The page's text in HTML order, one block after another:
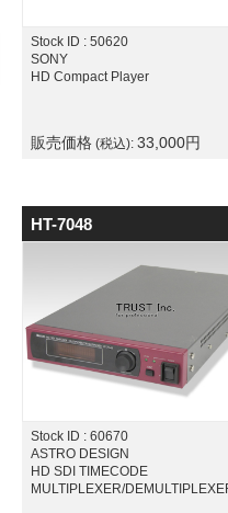
Stock ID : 50620
SONY
HD Compact Player
販売価格 (税込): 33,000円
HT-7048
Stock ID : 60670
ASTRO DESIGN
HD SDI TIMECODE
MULTIPLEXER/